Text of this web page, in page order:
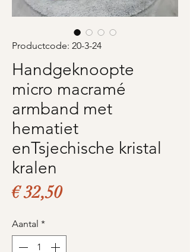
Productcode: 20-3-24
Handgeknoopte
micro macramé
armband met
hematiet
enTsjechische kristal
kralen
€ 32,50Prijs
Aantal *